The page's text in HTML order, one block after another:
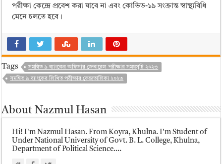
পরীক্ষা কেন্দ্রে প্রবেশ করা যাবে না এবং কোভিড-১৯ সংক্রান্ত স্বাস্থ্যবিধি
মেনে চলতে হবে।
Tags সমন্বিত ৯ ব্যাংকের অফিসার জেনারেল পরীক্ষার সময়সূচি ২০২৩
সমন্বিত ৯ ব্যাংকের লিখিত পরীক্ষার কেন্দ্রতালিকা ২০২৩
About Nazmul Hasan
Hi! I'm Nazmul Hasan. From Koyra, Khulna. I'm Student of
Under National University of Govt. B. L. College, Khulna,
Department of Political Science....